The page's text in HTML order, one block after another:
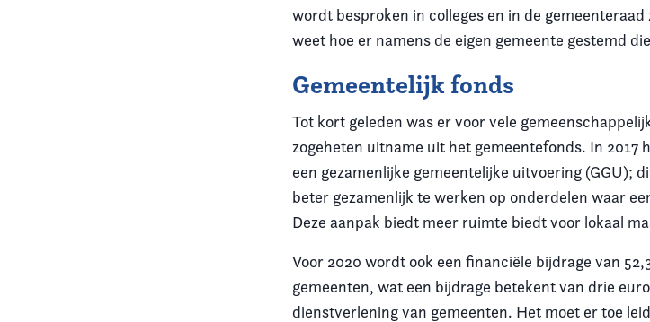
wordt besproken in colleges en in de
weet hoe er namens de eigen gemeente gestemd
Gemeentelijk fonds
Tot kort geleden was er voor vele
zogeheten uitname uit het gemeentefonds. In 2017
een gezamenlijke gemeentelijke uitvoering (GGU);
beter gezamenlijk te werken op onderdelen waar
Deze aanpak biedt meer ruimte biedt voor lokaal
Voor 2020 wordt ook een financiële bijdrage van
gemeenten, wat een bijdrage betekent van drie
dienstverlening van gemeenten. Het moet er toe